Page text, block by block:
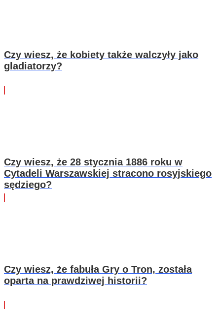
Czy wiesz, że kobiety także walczyły jako
gladiatorzy?
Czy wiesz, że 28 stycznia 1886 roku w
Cytadeli Warszawskiej stracono rosyjskiego
sędziego?
Czy wiesz, że fabuła Gry o Tron, została
oparta na prawdziwej historii?